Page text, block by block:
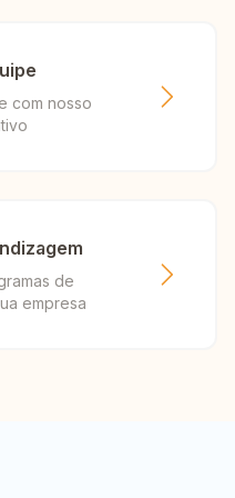
com nosso
de
empresa